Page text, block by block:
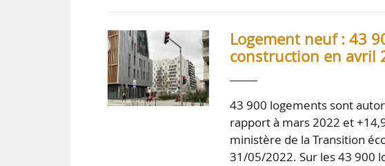
Logement neuf : 43
construction en avril
43 900 logements sont
rapport à mars 2022 et
ministère de la Transition
31/05/2022. Sur les 43 900